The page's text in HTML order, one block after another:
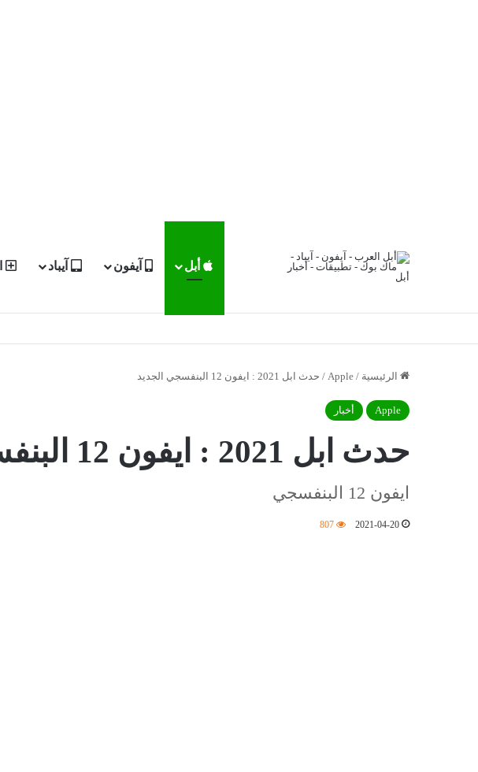
أبل آيفون آيباد
الرئيسية /
Apple
/ حدث ابل 2021 : ايفون 12 البنفسجي الجديد
Apple أخبار
حدث ابل 2021 : ايفون 12 البنفسجي الجديد
ايفون 12 البنفسجي
2021-04-20
807